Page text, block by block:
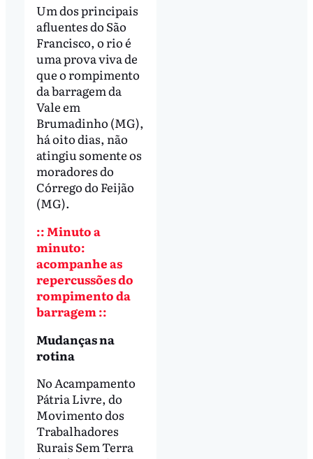
Um dos principais
afluentes do São
Francisco, o rio é
uma prova viva de
que o rompimento
da barragem da
Vale em
Brumadinho (MG),
há oito dias, não
atingiu somente os
moradores do
Córrego do Feijão
(MG).
:: Minuto a
minuto:
acompanhe as
repercussões do
rompimento da
barragem ::
Mudanças na
rotina
No Acampamento
Pátria Livre, do
Movimento dos
Trabalhadores
Rurais Sem Terra